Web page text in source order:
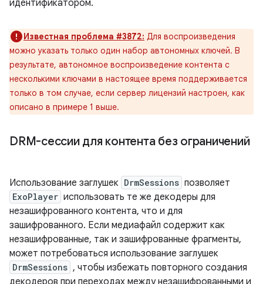
идентификатором.
Известная проблема #3872: Для воспроизведения
можно указать только один набор автономных ключей. В
результате, автономное воспроизведение контента с
несколькими ключами в настоящее время поддерживается
только в том случае, если сервер лицензий настроен, как
описано в примере 1 выше.
DRM-сессии для контента без ограничений
Использование заглушек DrmSessions позволяет
ExoPlayer использовать те же декодеры для
незашифрованного контента, что и для
зашифрованного. Если медиафайл содержит как
незашифрованные, так и зашифрованные фрагменты,
может потребоваться использование заглушек
DrmSessions , чтобы избежать повторного создания
декодеров при переходах между незашифрованными и